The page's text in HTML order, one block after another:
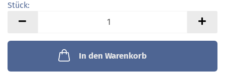
Stück:
In den Warenkorb